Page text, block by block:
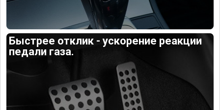
Быстрее отклик - ускорение реакции
педали газа.